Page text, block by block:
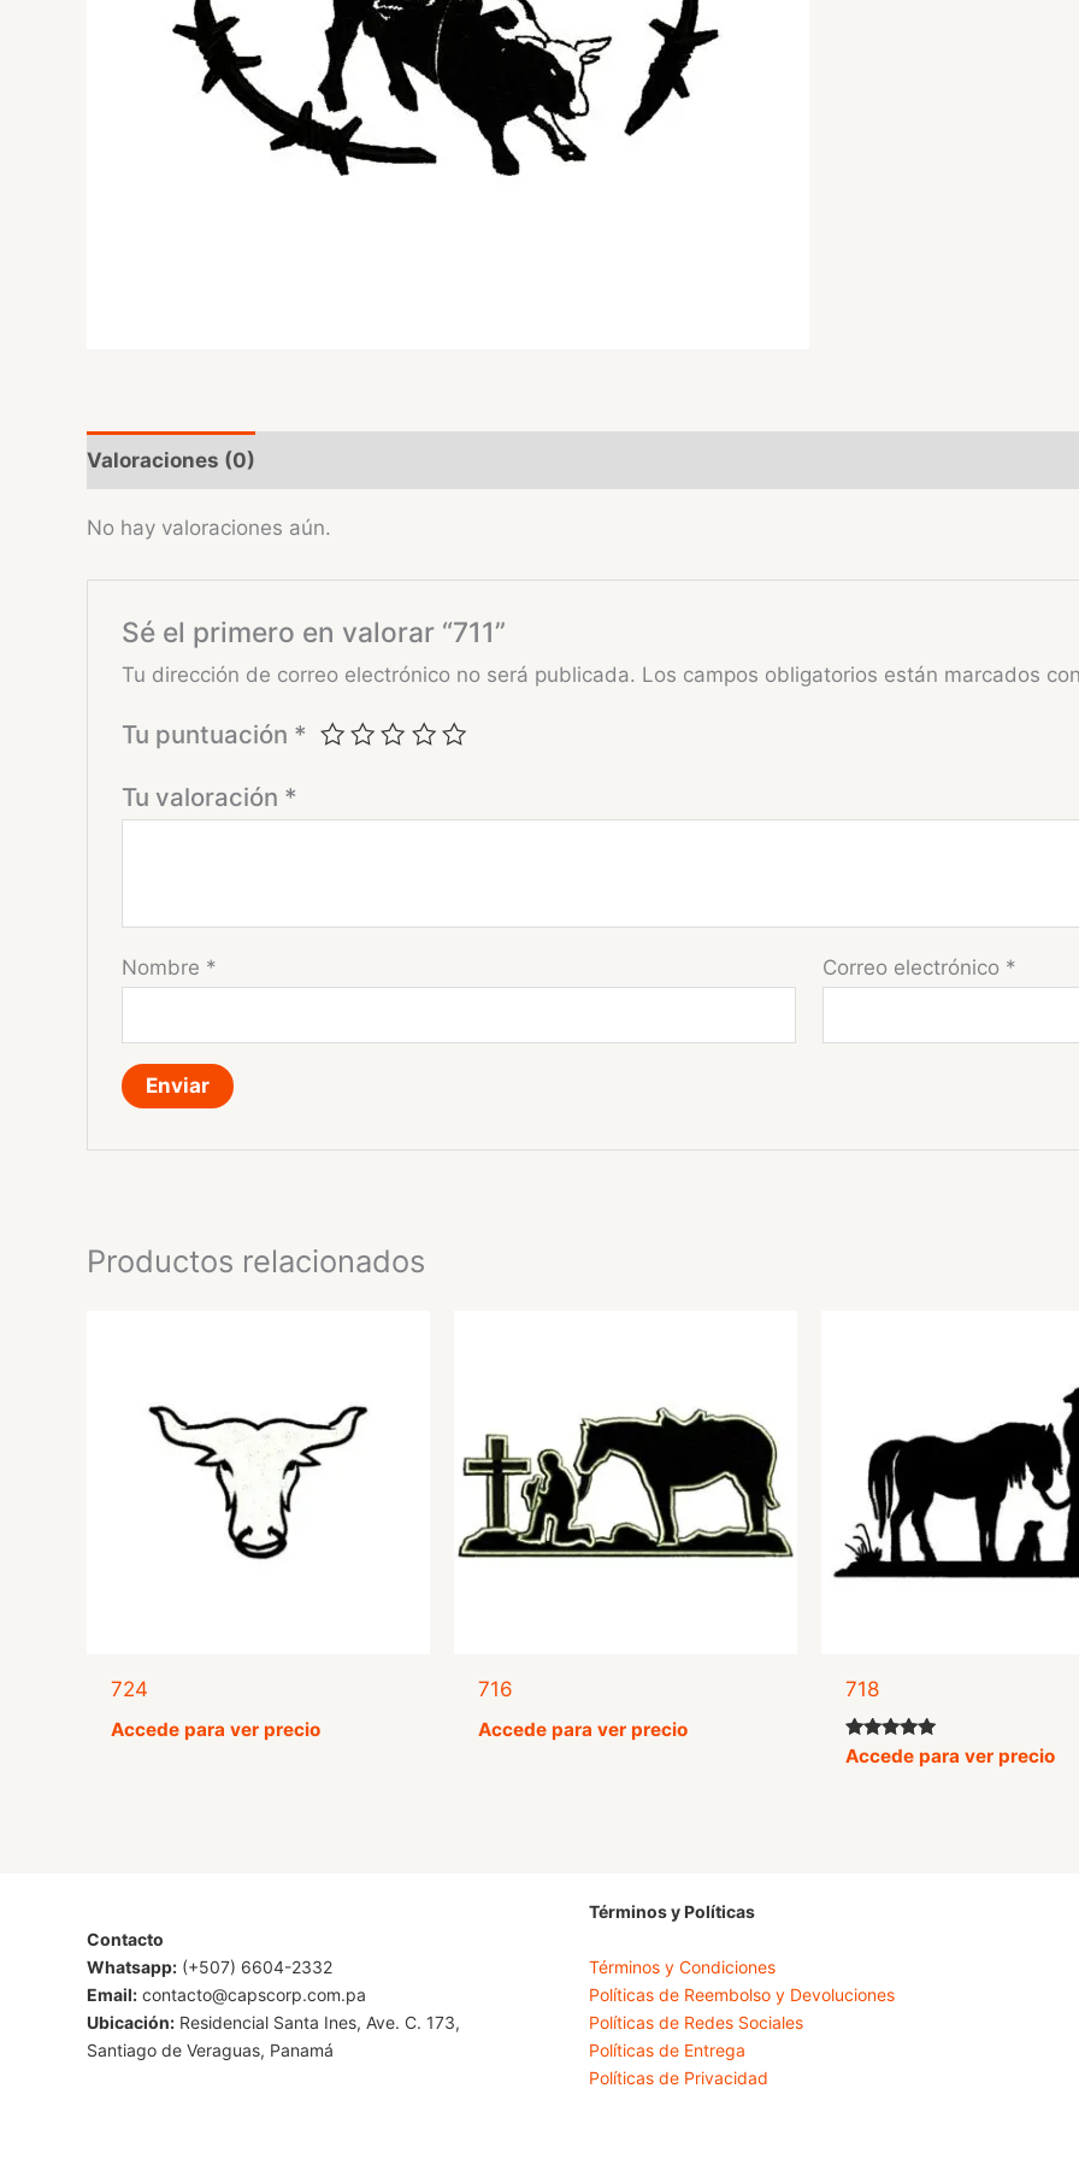
Valoraciones (0)
No hay valoraciones aún.
Sé el primero en valorar “711”
Tu dirección de correo electrónico no será publicada. Los campos obligatorios están marcados
Tu puntuación *
Tu valoración *
Nombre * Correo electrónico *
Productos relacionados
724
Accede para ver precio
716
Accede para ver precio
718
Valorado
con
Accede para ver precio
Contacto
Whatsapp: (+507) 6604-2332
Email: contacto@capscorp.com.pa
Ubicación: Residencial Santa Ines, Ave. C. 173,
Santiago de Veraguas, Panamá
Términos y Políticas
Términos y Condiciones
Políticas de Reembolso y Devoluciones
Políticas de Redes Sociales
Políticas de Entrega
Políticas de Privacidad